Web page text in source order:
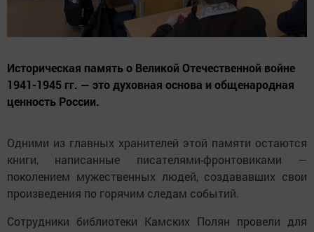
Историческая память о Великой Отечественной войне
1941-1945 гг. — это духовная основа и общенародная
ценность России.
Одними из главных хранителей этой памяти остаются
книги, написанные писателями-фронтовиками —
поколением мужественных людей, создававших свои
произведения по горячим следам событий.
Сотрудники библиотеки Камских Полян провели для